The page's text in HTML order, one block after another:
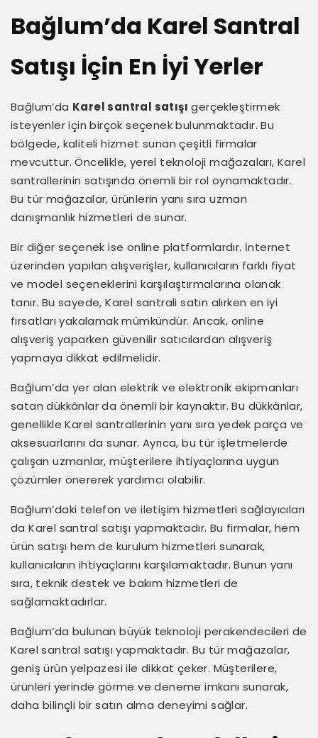
Bağlum’da Karel Santral
Satışı İçin En İyi Yerler
Bağlum’da Karel santral satışı gerçekleştirmek
isteyenler için birçok seçenek bulunmaktadır. Bu
bölgede, kaliteli hizmet sunan çeşitli firmalar
mevcuttur. Öncelikle, yerel teknoloji mağazaları, Karel
santrallerinin satışında önemli bir rol oynamaktadır.
Bu tür mağazalar, ürünlerin yanı sıra uzman
danışmanlık hizmetleri de sunar.
Bir diğer seçenek ise online platformlardır. İnternet
üzerinden yapılan alışverişler, kullanıcıların farklı fiyat
ve model seçeneklerini karşılaştırmalarına olanak
tanır. Bu sayede, Karel santrali satın alırken en iyi
fırsatları yakalamak mümkündür. Ancak, online
alışveriş yaparken güvenilir satıcılardan alışveriş
yapmaya dikkat edilmelidir.
Bağlum’da yer alan elektrik ve elektronik ekipmanları
satan dükkânlar da önemli bir kaynaktır. Bu dükkânlar,
genellikle Karel santrallerinin yanı sıra yedek parça ve
aksesuarlarını da sunar. Ayrıca, bu tür işletmelerde
çalışan uzmanlar, müşterilere ihtiyaçlarına uygun
çözümler önererek yardımcı olabilir.
Bağlum’daki telefon ve iletişim hizmetleri sağlayıcıları
da Karel santral satışı yapmaktadır. Bu firmalar, hem
ürün satışı hem de kurulum hizmetleri sunarak,
kullanıcıların ihtiyaçlarını karşılamaktadır. Bunun yanı
sıra, teknik destek ve bakım hizmetleri de
sağlamaktadırlar.
Bağlum’da bulunan büyük teknoloji perakendecileri de
Karel santral satışı yapmaktadır. Bu tür mağazalar,
geniş ürün yelpazesi ile dikkat çeker. Müşterilere,
ürünleri yerinde görme ve deneme imkanı sunarak,
daha bilinçli bir satın alma deneyimi sağlar.